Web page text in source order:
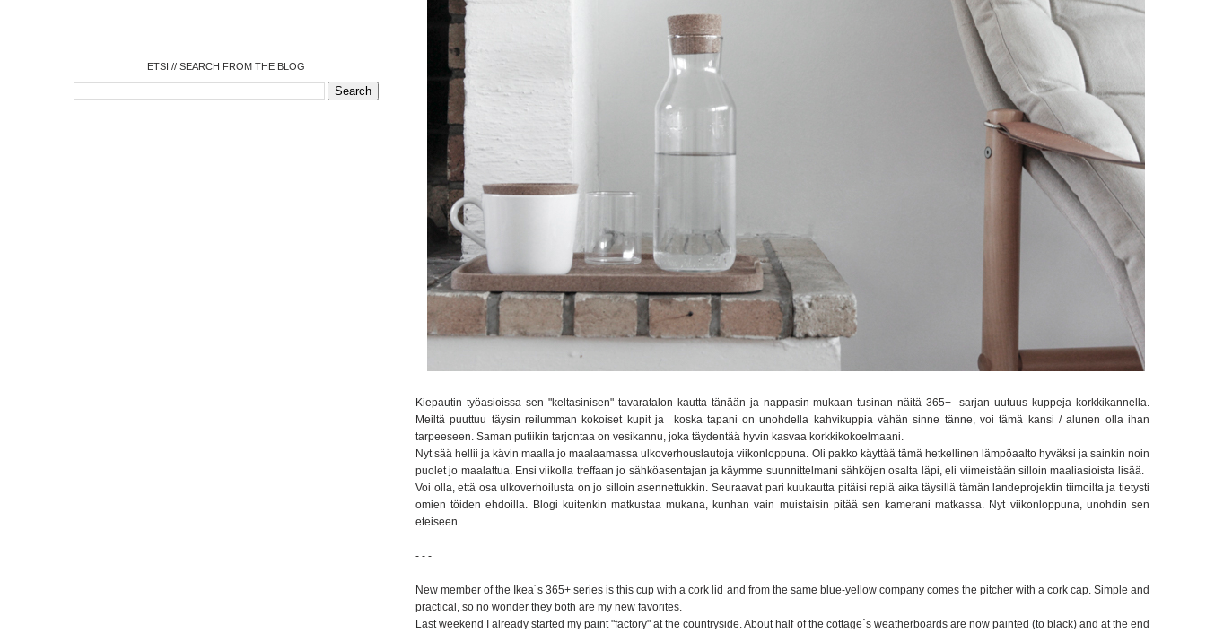
Kiepautin työasioissa sen "keltasinisen" tavaratalon kautta tänään ja nappasin mukaan tusinan näitä 365+ -sarjan uutuus kuppeja korkkikannella.
Meiltä puuttuu täysin reilumman kokoiset kupit ja koska tapani on unohdella kahvikuppia vähän sinne tänne, voi tämä kansi / alunen olla ihan
tarpeeseen. Saman putiikin tarjontaa on vesikannu, joka täydentää hyvin kasvaa korkkikokoelmaani.
Nyt sää hellii ja kävin maalla jo maalaamassa ulkoverhouslautoja viikonloppuna. Oli pakko käyttää tämä hetkellinen lämpöaalto hyväksi ja sainkin noin
puolet jo maalattua. Ensi viikolla treffaan jo sähköasentajan ja käymme suunnittelmani sähköjen osalta läpi, eli viimeistään silloin maaliasioista lisää.
Voi olla, että osa ulkoverhoilusta on jo silloin asennettukkin. Seuraavat pari kuukautta pitäisi repiä aika täysillä tämän landeprojektin tiimoilta ja tietysti
omien töiden ehdoilla. Blogi kuitenkin matkustaa mukana, kunhan vain muistaisin pitää sen kamerani matkassa. Nyt viikonloppuna, unohdin sen
eteiseen.
- - -
New member of the Ikea´s 365+ series is this cup with a cork lid and from the same blue-yellow company comes the pitcher with a cork cap. Simple and
practical, so no wonder they both are my new favorites.
Last weekend I already started my paint "factory" at the countryside. About half of the cottage´s weatherboards are now painted (to black) and at the end
ETSI // SEARCH FROM THE BLOG